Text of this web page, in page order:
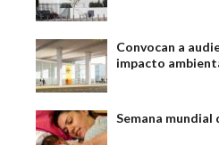
Convocan a
impacto
Semana